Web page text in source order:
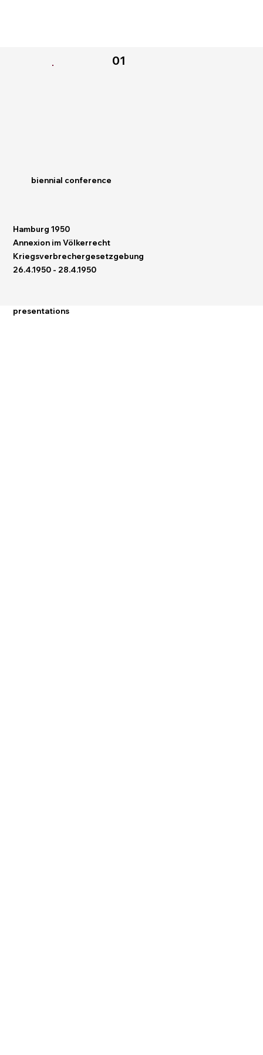
presentations
Hamburg 1950
Annexion im Völkerrecht
Kriegsverbrechergesetzgebung
26.4.1950 - 28.4.1950
01
biennial conference